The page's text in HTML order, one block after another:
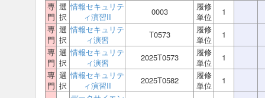
専
門
選
択
情報セキュリテ
ィ演習II
0003
履修
単位
1
専
門
選
択
情報セキュリテ
ィ演習
T0573
履修
単位
1
専
門
選
択
情報セキュリテ
ィ演習
2025T0573
履修
単位
1
専
門
選
択
情報セキュリテ
ィ演習II
2025T0582
履修
単位
1